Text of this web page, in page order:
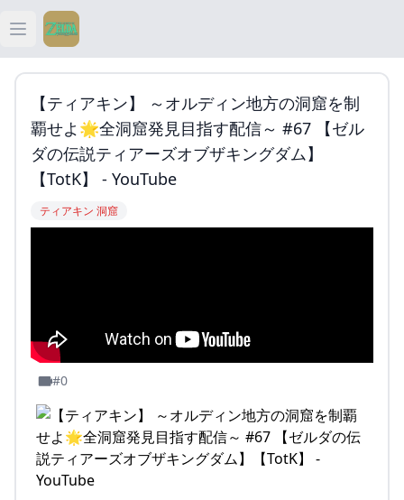
Open main menu
ティアキン
ティアキン 祠
ティアキン 武器
【ティアキン】 ～オルディン地方の洞窟を制
覇せよ🌟全洞窟発見目指す配信～ #67 【ゼル
ダの伝説ティアーズオブザキングダム】
【TotK】 - YouTube
ティアキン 洞窟
#0